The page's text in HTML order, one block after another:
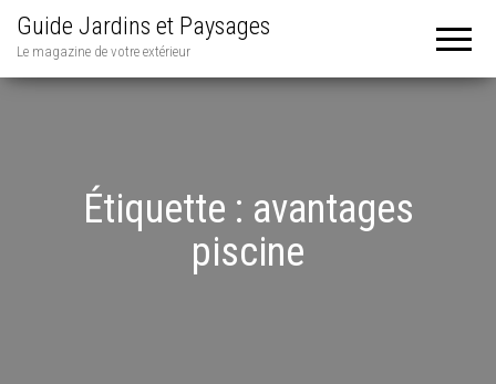
Guide Jardins et Paysages
Le magazine de votre extérieur
Étiquette : avantages
piscine